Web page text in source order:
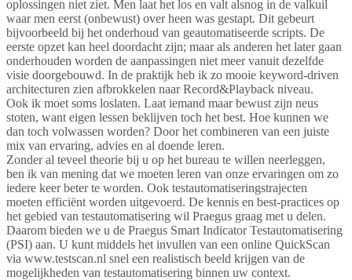
oplossingen niet ziet. Men laat het los en valt alsnog in de valkuil
waar men eerst (onbewust) over heen was gestapt. Dit gebeurt
bijvoorbeeld bij het onderhoud van geautomatiseerde scripts. De
eerste opzet kan heel doordacht zijn; maar als anderen het later gaan
onderhouden worden de aanpassingen niet meer vanuit dezelfde
visie doorgebouwd. In de praktijk heb ik zo mooie keyword-driven
architecturen zien afbrokkelen naar Record&Playback niveau.
Ook ik moet soms loslaten. Laat iemand maar bewust zijn neus
stoten, want eigen lessen beklijven toch het best. Hoe kunnen we
dan toch volwassen worden? Door het combineren van een juiste
mix van ervaring, advies en al doende leren.
Zonder al teveel theorie bij u op het bureau te willen neerleggen,
ben ik van mening dat we moeten leren van onze ervaringen om zo
iedere keer beter te worden. Ook testautomatiseringstrajecten
moeten efficiënt worden uitgevoerd. De kennis en best-practices op
het gebied van testautomatisering wil Praegus graag met u delen.
Daarom bieden we u de Praegus Smart Indicator Testautomatisering
(PSI) aan. U kunt middels het invullen van een online QuickScan
via www.testscan.nl snel een realistisch beeld krijgen van de
mogelijkheden van testautomatisering binnen uw context.